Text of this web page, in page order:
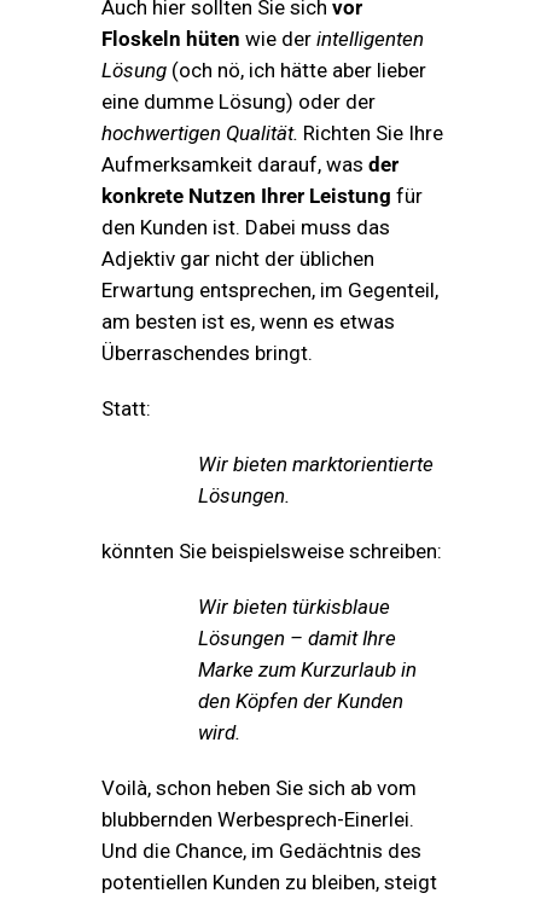
Auch hier sollten Sie sich vor
Floskeln hüten wie der intelligenten
Lösung (och nö, ich hätte aber lieber
eine dumme Lösung) oder der
hochwertigen Qualität. Richten Sie Ihre
Aufmerksamkeit darauf, was der
konkrete Nutzen Ihrer Leistung für
den Kunden ist. Dabei muss das
Adjektiv gar nicht der üblichen
Erwartung entsprechen, im Gegenteil,
am besten ist es, wenn es etwas
Überraschendes bringt.
Statt:
Wir bieten marktorientierte
Lösungen.
könnten Sie beispielsweise schreiben:
Wir bieten türkisblaue
Lösungen – damit Ihre
Marke zum Kurzurlaub in
den Köpfen der Kunden
wird.
Voilà, schon heben Sie sich ab vom
blubbernden Werbesprech-Einerlei.
Und die Chance, im Gedächtnis des
potentiellen Kunden zu bleiben, steigt